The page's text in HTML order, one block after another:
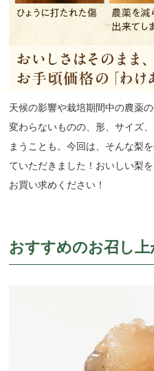
天候の影響や栽培期間中の農薬
変わらないものの、形、サイズ
まうことも。今回は、そんな梨
ていただきました！おいしい梨
お買い求めください！
おすすめのお召し上